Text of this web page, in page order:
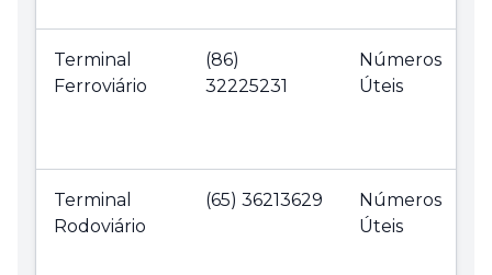
Terminal
Ferroviário
(86)
32225231
Números
Úteis
Terminal
Rodoviário
(65) 36213629
Números
Úteis